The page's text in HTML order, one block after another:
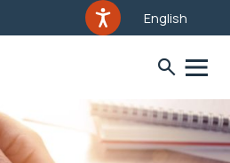
English